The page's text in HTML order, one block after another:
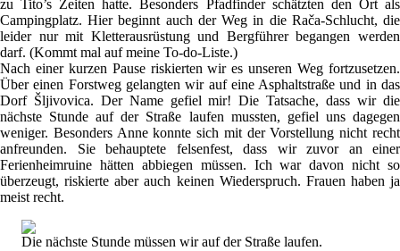
zu Tito’s Zeiten hatte. Besonders Pfadfinder schätzten den Ort als
Campingplatz. Hier beginnt auch der Weg in die Rača-Schlucht, die
leider nur mit Kletterausrüstung und Bergführer begangen werden
darf. (Kommt mal auf meine To-do-Liste.)
Nach einer kurzen Pause riskierten wir es unseren Weg fortzusetzen.
Über einen Forstweg gelangten wir auf eine Asphaltstraße und in das
Dorf Šljivovica. Der Name gefiel mir! Die Tatsache, dass wir die
nächste Stunde auf der Straße laufen mussten, gefiel uns dagegen
weniger. Besonders Anne konnte sich mit der Vorstellung nicht recht
anfreunden. Sie behauptete felsenfest, dass wir zuvor an einer
Ferienheimruine hätten abbiegen müssen. Ich war davon nicht so
überzeugt, riskierte aber auch keinen Wiederspruch. Frauen haben ja
meist recht.
Die nächste Stunde müssen wir auf der Straße laufen.